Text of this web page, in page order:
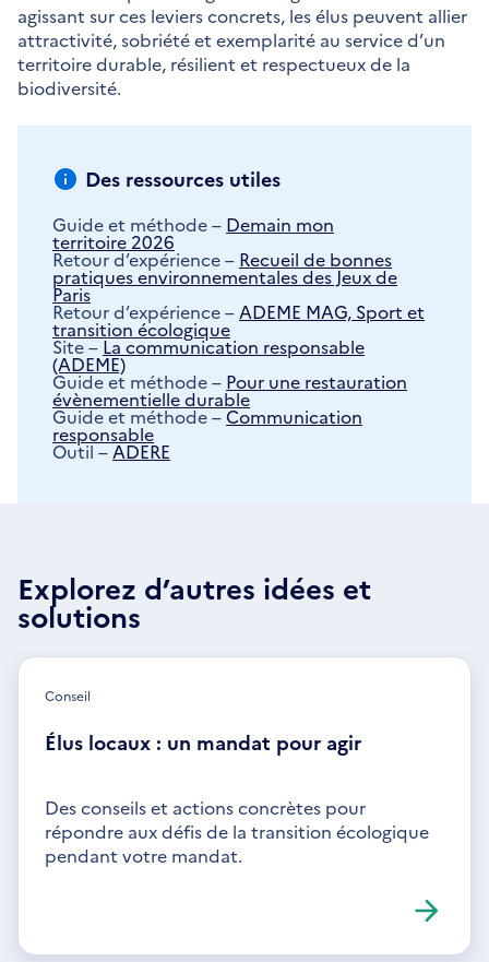
f
e
ê
agissant sur ces leviers concrets, les élus peuvent allier
attractivité, sobriété et exemplarité au service d’un
territoire durable, résilient et respectueux de la
biodiversité.
Des ressources utiles
Guide et méthode – Demain mon
territoire 2026
Retour d’expérience – Recueil de bonnes
pratiques environnementales des Jeux de
Paris
Retour d’expérience – ADEME MAG, Sport et
transition écologique
Site –La communication responsable
(ADEME)
Guide et méthode – Pour une restauration
évènementielle durable
Guide et méthode –Communication
responsable
Outil –ADERE
Explorez d’autres idées et
solutions
Conseil
Élus locaux : un mandat pour agir
Des conseils et actions concrètes pour
répondre aux défis de la transition écologique
pendant votre mandat.